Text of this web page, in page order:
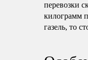
перевозки
килограмм
газель, то